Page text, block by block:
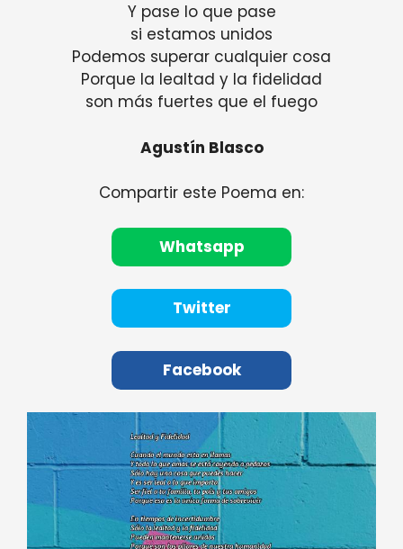
Y pase lo que pase
si estamos unidos
Podemos superar cualquier cosa
Porque la lealtad y la fidelidad
son más fuertes que el fuego
Agustín Blasco
Compartir este Poema en:
Whatsapp
Twitter
Facebook